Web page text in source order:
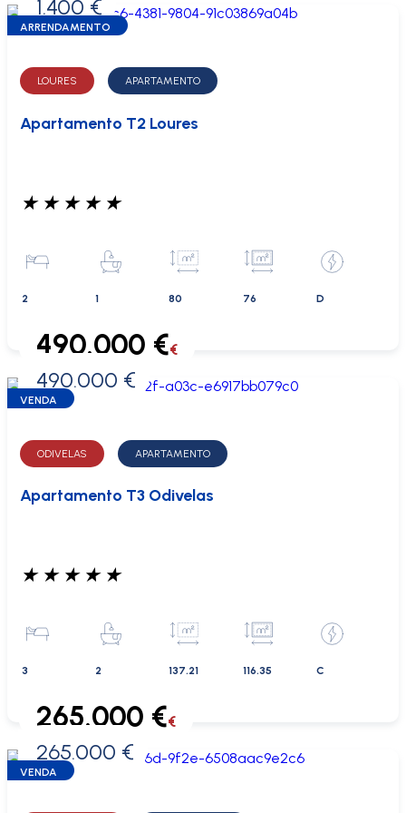
0 €
1.400 €
ARRENDAMENTO
LOURES APARTAMENTO
Apartamento T2 Loures
★ ★ ★ ★ ★
2 1 80 76 D
0 €
490.000 €€
490.000 €
VENDA
ODIVELAS APARTAMENTO
Apartamento T3 Odivelas
★ ★ ★ ★ ★
3 2 137.21 116.35 C
0 €
265.000 €€
265.000 €
VENDA